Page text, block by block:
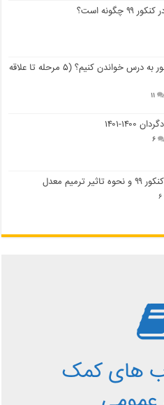
چگونه است؟
چگونه خود را مجبور به درس خواندن کنیم؟ (۵ مرحله تا علاقه
۱۱
۱۴۰۱
۶
ترمیم معدل
۶
های کمک
کتاب های
عمومی
عمومی و بررسی آن ها کاملا
از کلاسند